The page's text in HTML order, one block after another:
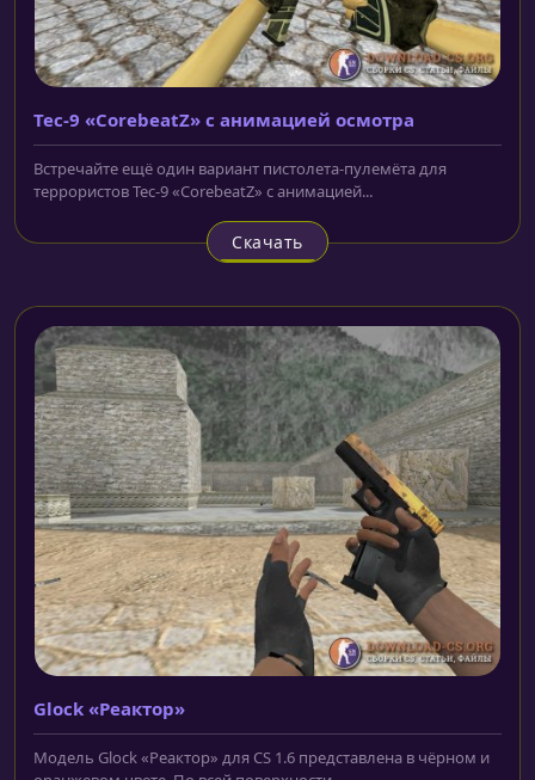
Tec-9 «CorebeatZ» с анимацией осмотра
Встречайте ещё один вариант пистолета-пулемёта для
террористов Tec-9 «CorebeatZ» с анимацией...
Скачать
Glock «Реактор»
Модель Glock «Реактор» для CS 1.6 представлена в чёрном и